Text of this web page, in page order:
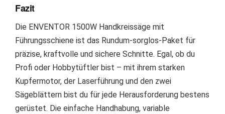
Fazit
Die ENVENTOR 1500W Handkreissäge mit
Führungsschiene ist das Rundum-sorglos-Paket für
präzise, kraftvolle und sichere Schnitte. Egal, ob du
Profi oder Hobbytüftler bist – mit ihrem starken
Kupfermotor, der Laserführung und den zwei
Sägeblättern bist du für jede Herausforderung bestens
gerüstet. Die einfache Handhabung, variable